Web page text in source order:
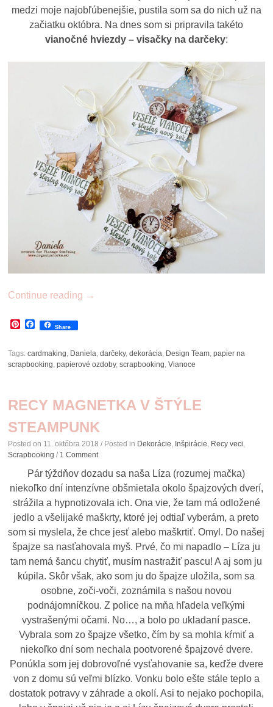
medzi moje najobľúbenejšie, pustila som sa do nich už na
začiatku októbra. Na dnes som si pripravila takéto
vianočné hviezdy – visačky na darčeky:
Continue reading →
Pinterest
Facebook
Share
Tags:cardmaking, Daniela,darčeky,dekorácia, Design Team,papier na
scrapbooking,papierové ozdoby,scrapbooking,Vianoce
RECY MAGNETKA V ŠTÝLE
STEAMPUNK
Posted on 11. októbra 2018 / Posted in Dekorácie, Inšpirácie, Recy veci,
Scrapbooking / 1 Comment
Pár týždňov dozadu sa naša Líza (rozumej mačka)
niekoľko dní intenzívne obšmietala okolo špajzových dverí,
strážila a hypnotizovala ich. Ona vie, že tam má odložené
jedlo a všelijaké maškrty, ktoré jej odtiaľ vyberám, a preto
som si myslela, že chce jesť alebo maškrtiť. Omyl. Do našej
špajze sa nasťahovala myš. Prvé, čo mi napadlo – Líza ju
tam nemá šancu chytiť, musím nastražiť pascu! A aj som ju
kúpila. Skôr však, ako som ju do špajze uložila, som sa
osobne, zoči-voči, zoznámila s našou novou
podnájomníčkou. Z police na mňa hľadela veľkými
vystrašenými očami. No…, a bolo po ukladaní pasce.
Vybrala som zo špajze všetko, čím by sa mohla kŕmiť a
niekoľko dní som nechala pootvorené špajzové dvere.
Ponúkla som jej dobrovoľné vysťahovanie sa, keďže dvere
von z domu sú veľmi blízko. Vonku bolo ešte stále teplo a
dostatok potravy v záhrade a okolí. Asi to nejako pochopila,